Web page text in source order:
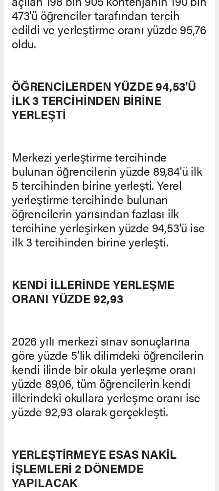
473'ü öğrenciler tarafından tercih
edildi ve yerleştirme oranı yüzde 95,76
oldu.
ÖĞRENCİLERDEN YÜZDE 94,53'Ü
İLK 3 TERCİHİNDEN BİRİNE
YERLEŞTİ
Merkezi yerleştirme tercihinde
bulunan öğrencilerin yüzde 89,84'ü ilk
5 tercihinden birine yerleşti. Yerel
yerleştirme tercihinde bulunan
öğrencilerin yarısından fazlası ilk
tercihine yerleşirken yüzde 94,53'ü ise
ilk 3 tercihinden birine yerleşti.
KENDİ İLLERİNDE YERLEŞME
ORANI YÜZDE 92,93
2026 yılı merkezi sınav sonuçlarına
göre yüzde 5’lik dilimdeki öğrencilerin
kendi ilinde bir okula yerleşme oranı
yüzde 89,06, tüm öğrencilerin kendi
illerindeki okullara yerleşme oranı ise
yüzde 92,93 olarak gerçekleşti.
YERLEŞTİRMEYE ESAS NAKİL
İŞLEMLERİ 2 DÖNEMDE
YAPILACAK